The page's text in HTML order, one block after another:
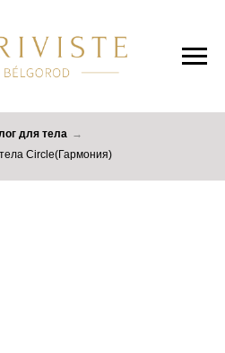
для тела →
Circle(Гармония)